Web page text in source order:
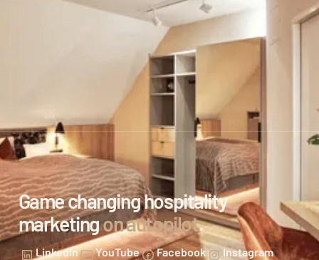
Game changing hospitality
marketingon autopilot.
LinkedIn YouTube Facebook Instagram